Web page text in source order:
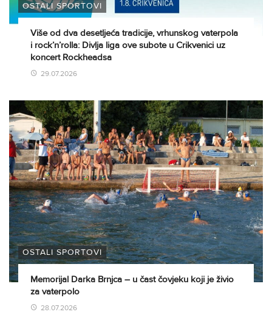
OSTALI SPORTOVI
Više od dva desetljeća tradicije, vrhunskog vaterpola
i rock’n’rolla: Divlja liga ove subote u Crikvenici uz
koncert Rockheadsa
29.07.2026
OSTALI SPORTOVI
Memorijal Darka Brnjca – u čast čovjeku koji je živio
za vaterpolo
28.07.2026